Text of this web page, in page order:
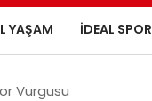
YAŞAM İDEAL SPOR
Vurgusu